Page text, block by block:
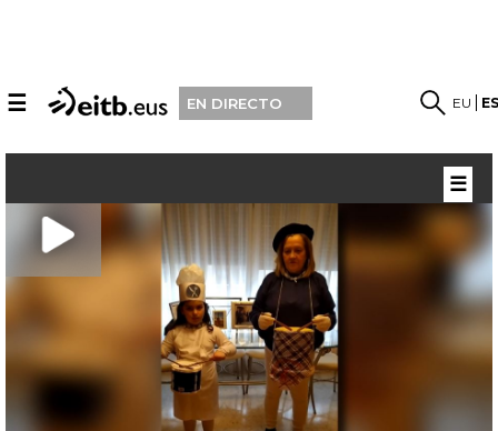
☰ EN DIRECTO EU
☰